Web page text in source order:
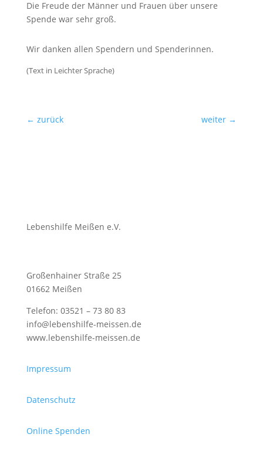
Die Freude der Männer und Frauen über unsere
Spende war sehr groß.
Wir danken allen Spendern und Spenderinnen.
(Text in Leichter Sprache)
← zurück weiter →
Lebenshilfe Meißen e.V.
Großenhainer Straße 25
01662 Meißen
Telefon: 03521 – 73 80 83
info@lebenshilfe-meissen.de
www.lebenshilfe-meissen.de
Impressum
Datenschutz
Online Spenden